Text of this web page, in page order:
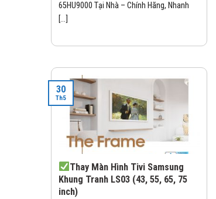
65HU9000 Tại Nhà – Chính Hãng, Nhanh
[...]
Thay Màn Hình Tivi Samsung
Khung Tranh LS03 (43, 55, 65, 75
inch)
30
Th5